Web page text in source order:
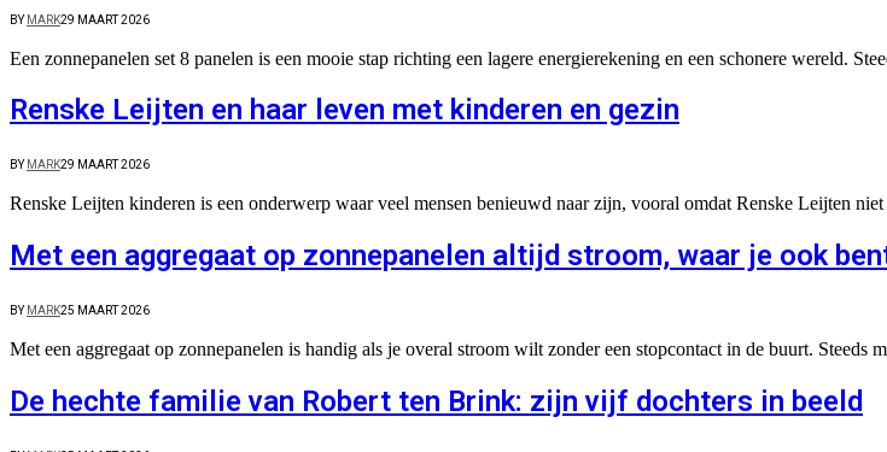
BY MARK29 MAART 2026
Een zonnepanelen set 8 panelen is een mooie stap richting een lagere energierekening en een schonere wereld.
Renske Leijten en haar leven met kinderen en gezin
BY MARK29 MAART 2026
Renske Leijten kinderen is een onderwerp waar veel mensen benieuwd naar zijn, vooral omdat Renske Leijten
Met een aggregaat op zonnepanelen altijd stroom, waar je ook
BY MARK25 MAART 2026
Met een aggregaat op zonnepanelen is handig als je overal stroom wilt zonder een stopcontact in de buurt. Steeds
De hechte familie van Robert ten Brink: zijn vijf dochters in beeld